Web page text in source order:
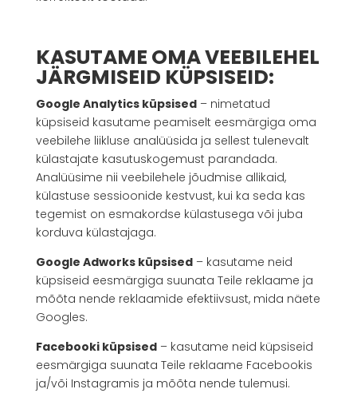
KASUTAME OMA VEEBILEHEL
JÄRGMISEID KÜPSISEID:
Google Analytics küpsised– nimetatud
küpsiseid kasutame peamiselt eesmärgiga oma
veebilehe liikluse analüüsida ja sellest tulenevalt
külastajate kasutuskogemust parandada.
Analüüsime nii veebilehele jõudmise allikaid,
külastuse sessioonide kestvust, kui ka seda kas
tegemist on esmakordse külastusega või juba
korduva külastajaga.
Google Adworks küpsised– kasutame neid
küpsiseid eesmärgiga suunata Teile reklaame ja
mõõta nende reklaamide efektiivsust, mida näete
Googles.
Facebooki küpsised– kasutame neid küpsiseid
eesmärgiga suunata Teile reklaame Facebookis
ja/või Instagramis ja mõõta nende tulemusi.